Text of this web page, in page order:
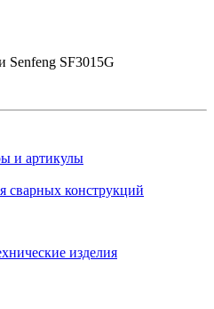
Senfeng SF3015G
и артикулы
сварных конструкций
изделия